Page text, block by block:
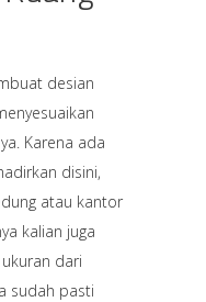
desian
Karena ada
disini,
atau kantor
kalian juga
dari
sudah pasti